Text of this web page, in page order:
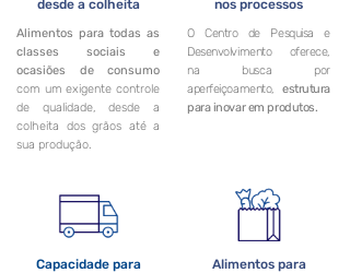
desde a colheita
Alimentos para todas as
classes sociais e
ocasiões de consumo
com um exigente controle
de qualidade, desde a
colheita dos grãos até a
sua produção.
Capacidade para
nos processos
O Centro de Pesquisa e
Desenvolvimento oferece,
na busca por
aperfeiçoamento, estrutura
para inovar em produtos.
Alimentos para